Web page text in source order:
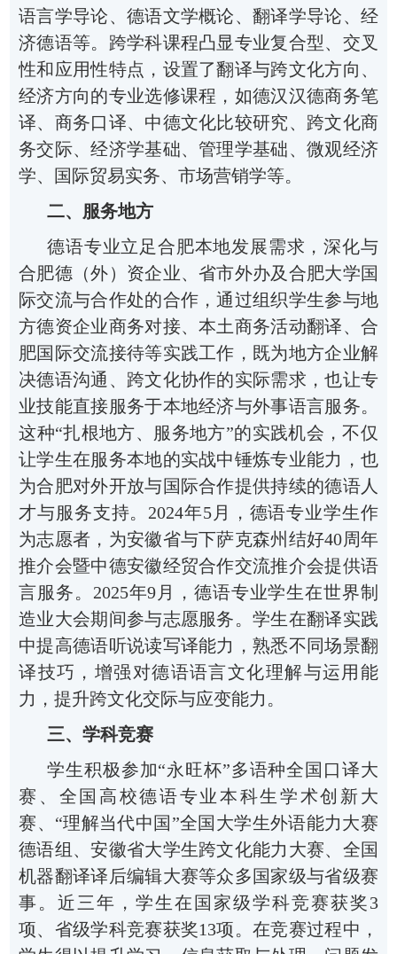
语言学导论、德语文学概论、翻译学导论、经
济德语等。跨学科课程凸显专业复合型、交叉
性和应用性特点 ， 设置了翻译与跨文化方向、
经济方向的专业选修课程，如德汉汉德商务笔
译、商务口译、中德文化比较研究、跨文化商
务交际、经济学基础、管理学基础、微观经济
学、国际贸易实务、市场营销学等。
二、服务地方
德语专业立足合肥本地发展需求，深化与
合肥德（外）资企业、省市外办及合肥大学国
际交流与合作处的合作，通过组织学生参与地
方德资企业商务对接、本土商务活动翻译、合
肥国际交流接待等实践工作，既为地方企业解
决德语沟通、跨文化协作的实际需求，也让专
业技能直接服务于本地经济与外事语言服务。
这种“扎根地方、服务地方”的实践机会，不仅
让学生在服务本地的实战中锤炼专业能力，也
为合肥对外开放与国际合作提供持续的德语人
才与服务支持。2024年5月，德语专业学生作
为志愿者，为安徽省与下萨克森州结好40周年
推介会暨中德安徽经贸合作交流推介会提供语
言服务。2025年9月，德语专业学生在世界制
造业大会期间参与志愿服务。学生在翻译实践
中提高德语听说读写译能力，熟悉不同场景翻
译技巧，增强对德语语言文化理解与运用能
力，提升跨文化交际与应变能力。
三、学科竞赛
学生积极参加“永旺杯”多语种全国口译大
赛、 全国高校德语专业本科生学术创新大
赛、 “理解当代中国”全国大学生外语能力大赛
德语组、安徽省大学生跨文化能力大赛、全国
机器翻译译后编辑大赛等众多国家级与省级赛
事。近三年，学生在国家级学科竞赛获奖3
项、省级学科竞赛获奖13项。在竞赛过程中，